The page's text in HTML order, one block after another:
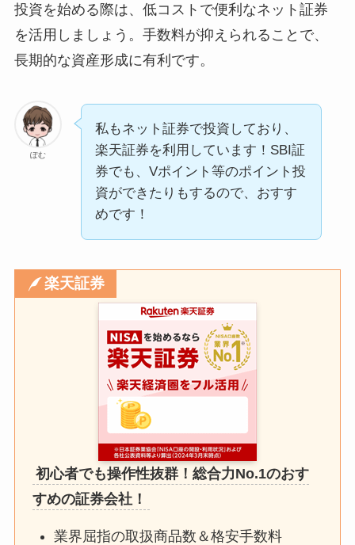
投資を始める際は、低コストで便利なネット証券
を活用しましょう。手数料が抑えられることで、
長期的な資産形成に有利です。
ぽむ
私もネット証券で投資しており、
楽天証券を利用しています！SBI証
券でも、Vポイント等のポイント投
資ができたりもするので、おすす
めです！
楽天証券
初心者でも操作性抜群！総合力No.1のおす
すめの証券会社！
業界屈指の取扱商品数＆格安手数料